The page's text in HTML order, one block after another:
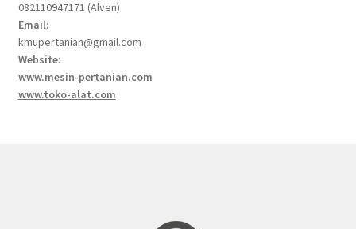
082110947171 (Alven)
Email:
kmupertanian@gmail.com
Website:
www.mesin-pertanian.com
www.toko-alat.com